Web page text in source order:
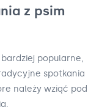
z psim
popularne,
spotkania
należy wziąć pod